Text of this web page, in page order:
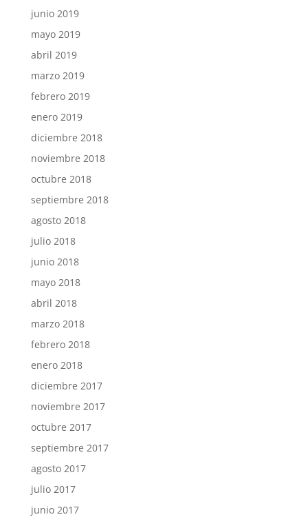
junio 2019
mayo 2019
abril 2019
marzo 2019
febrero 2019
enero 2019
diciembre 2018
noviembre 2018
octubre 2018
septiembre 2018
agosto 2018
julio 2018
junio 2018
mayo 2018
abril 2018
marzo 2018
febrero 2018
enero 2018
diciembre 2017
noviembre 2017
octubre 2017
septiembre 2017
agosto 2017
julio 2017
junio 2017